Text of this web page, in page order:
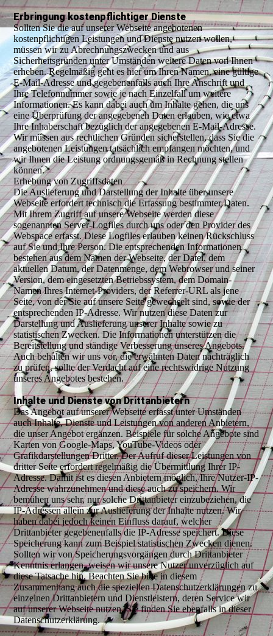
Erbringung kostenpflichtiger Dienste
Sollten Sie die auf unserer Webseite angebotenen
kostenpflichtigen Leistungen und Dienste nutzen wollen,
müssen wir zu Abrechnungszwecken und aus
Sicherheitsgründen unter Umständen weitere Daten von Ihnen
erheben. Regelmäßig geht es hier um Ihren Namen, eine gültige
E-Mail-Adresse und gegebenenfalls auch Ihre Anschrift und
Ihre Telefonnummer sowie je nach Einzelfall um weitere
Informationen. Es kann dabei auch um Inhalte gehen, die uns
eine Überprüfung der angegebenen Daten erlauben, wie etwa
Ihre Inhaberschaft bezüglich der angegebenen E-Mail-Adresse.
Wir müssen aus rechtlichen Gründen sicherstellen, dass Sie die
angebotenen Leistungen tatsächlich empfangen möchten, und
wir Ihnen die Leistung ordnungsgemäß in Rechnung stellen
können.
Erhebung von Zugriffsdaten
Die Auslieferung und Darstellung der Inhalte über unsere
Webseite erfordert technisch die Erfassung bestimmter Daten.
Mit Ihrem Zugriff auf unsere Webseite werden diese
sogenannten Server-Logfiles durch uns oder den Provider des
Webspace erfasst. Diese Logfiles erlauben keinen Rückschluss
auf Sie und Ihre Person. Die entsprechenden Informationen
bestehen aus dem Namen der Webseite, der Datei, dem
aktuellen Datum, der Datenmenge, dem Webrowser und seiner
Version, dem eingesetzten Betriebssystem, dem Domain-
Namen Ihres Internet-Providers, der Referrer-URL als jene
Seite, von der Sie auf unsere Seite gewechselt sind, sowie der
entsprechenden IP-Adresse. Wir nutzen diese Daten zur
Darstellung und Auslieferung unserer Inhalte sowie zu
statistischen Zwecken. Die Informationen unterstützen die
Bereitstellung und ständige Verbesserung unseres Angebots.
Auch behalten wir uns vor, die erwähnten Daten nachträglich
zu prüfen, sollte der Verdacht auf eine rechtswidrige Nutzung
unseres Angebotes bestehen.
Inhalte und Dienste von Drittanbietern
Das Angebot auf unserer Webseite erfasst unter Umständen
auch Inhalte, Dienste und Leistungen von anderen Anbietern,
die unser Angebot ergänzen. Beispiele für solche Angebote sind
Karten von Google-Maps, YouTube-Videos oder
Grafikdarstellungen Dritter. Der Aufruf dieser Leistungen von
dritter Seite erfordert regelmäßig die Übermittlung Ihrer IP-
Adresse. Damit ist es diesen Anbietern möglich, Ihre Nutzer-IP-
Adresse wahrzunehmen und diese auch zu speichern. Wir
bemühen uns sehr, nur solche Drittanbieter einzubeziehen, die
IP-Adressen allein zur Auslieferung der Inhalte nutzen. Wir
haben dabei jedoch keinen Einfluss darauf, welcher
Drittanbieter gegebenenfalls die IP-Adresse speichert. Diese
Speicherung kann zum Beispiel statistischen Zwecken dienen.
Sollten wir von Speicherungsvorgängen durch Drittanbieter
Kenntnis erlangen, weisen wir unsere Nutzer unverzüglich auf
diese Tatsache hin. Beachten Sie bitte in diesem
Zusammenhang auch die speziellen Datenschutzerklärungen zu
einzelnen Drittanbietern und Dienstleistern, deren Service wir
auf unserer Webseite nutzen. Sie finden Sie ebenfalls in dieser
Datenschutzerklärung.